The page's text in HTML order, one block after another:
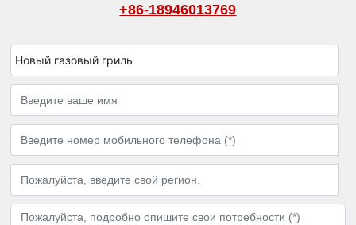
+86-18946013769
Новый газовый гриль